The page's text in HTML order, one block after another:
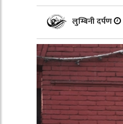
लुम्बिनी दर्पण